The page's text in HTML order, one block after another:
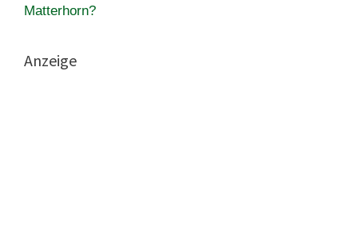
Matterhorn?
Anzeige